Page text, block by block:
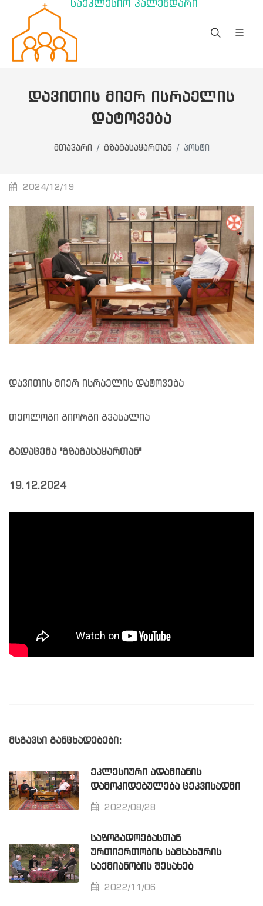
საეკლესიო კალენდარი
ᲓᲐᲕᲘᲗᲘᲡ ᲛᲘᲔᲠ ᲘᲡᲠᲐᲔᲚᲘᲡ
ᲓᲐᲢᲝᲕᲔᲑᲐ
მთავარი გზაგასაყართან პოსტი
2024/12/19
დავითის მიერ ისრაელის დატოვება
თეოლოგი გიორგი გვასალია
გადაცემა "გზაგასაყართან"
19.12.2024
მსგავსი განცხადებები:
ᲔᲙᲚᲔᲡᲘᲣᲠᲘ ᲐᲓᲐᲛᲘᲐᲜᲘᲡ
ᲓᲐᲛᲝᲙᲘᲓᲔᲑᲣᲚᲔᲑᲐ ᲪᲔᲙᲕᲘᲡᲐᲓᲛᲘ
2022/08/28
ᲡᲐᲖᲝᲒᲐᲓᲝᲔᲑᲐᲡᲗᲐᲜ
ᲣᲠᲗᲘᲔᲠᲗᲝᲑᲘᲡ ᲡᲐᲛᲡᲐᲮᲣᲠᲘᲡ
ᲡᲐᲥᲛᲘᲐᲜᲝᲑᲘᲡ ᲨᲔᲡᲐᲮᲔᲑ
2022/11/06